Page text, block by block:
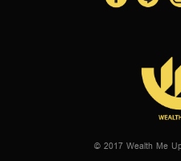
© 2017 Wealth Me